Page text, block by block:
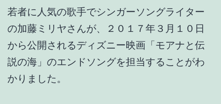
若者に人気の歌手でシンガーソングライター
の加藤ミリヤさんが、２０１７年３月１０日
から公開されるディズニー映画「モアナと伝
説の海」のエンドソングを担当することがわ
かりました。